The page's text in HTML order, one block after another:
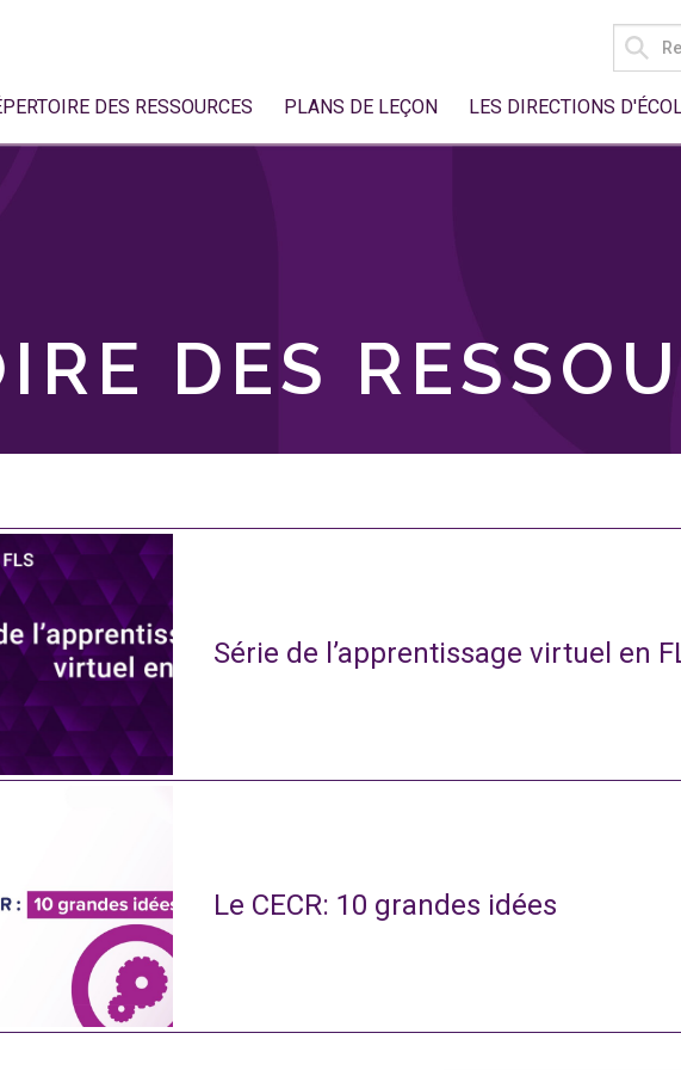
SEARCH
FOR:
DES RESSOURCES PLANS DE LEÇON LES DIRECTIONS
DES
Série de l’apprentissage virtuel en
Le CECR: 10 grandes idées